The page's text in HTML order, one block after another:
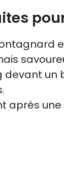
devant un
après une